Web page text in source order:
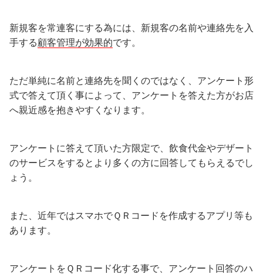
新規客を常連客にする為には、新規客の名前や連絡先を入
手する顧客管理が効果的です。
ただ単純に名前と連絡先を聞くのではなく、アンケート形
式で答えて頂く事によって、アンケートを答えた方がお店
へ親近感を抱きやすくなります。
アンケートに答えて頂いた方限定で、飲食代金やデザート
のサービスをするとより多くの方に回答してもらえるでし
ょう。
また、近年ではスマホでＱＲコードを作成するアプリ等も
あります。
アンケートをＱＲコード化する事で、アンケート回答のハ